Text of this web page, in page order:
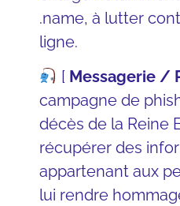
.name, à lutter
ligne.
[ Messagerie /
campagne de
décès de la Reine
récupérer des
appartenant aux
lui rendre